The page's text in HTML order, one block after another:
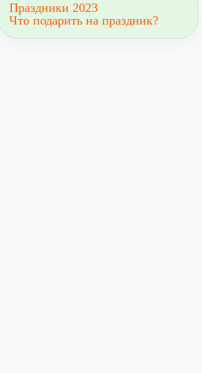
Праздники 2023
Что подарить на праздник?